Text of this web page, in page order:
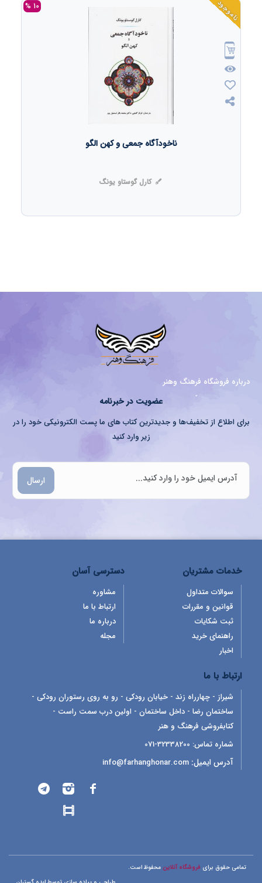
ناموجود 10 %
ناخودآگاه جمعی و کهن الگو
کارل گوستاو یونگ
درباره فروشگاه فرهنگ وهنر
عضویت در خبرنامه
برای اطلاع از تخفیف‌ها و جدیدترین کتاب های ما پست الکترونیکی خود را در
زیر وارد کنید
ارسال
خدمات مشتریان
سوالات متداول
قوانین و مقررات
ثبت شکایات
راهنمای خرید
اخبار
دسترسی آسان
مشاوره
ارتباط با ما
درباره ما
مجله
ارتباط با ما
شیراز - چهارراه زند - خیابان رودکی - رو به روی رستوران رودکی -
ساختمان رضا - داخل ساختمان - اولین درب سمت راست -
کتابفروشی فرهنگ و هنر
شماره تماس: 32338200-071
آدرس ایمیل: info@farhanghonar.com
تمامی حقوق برای فروشگاه آنلاین محفوظ است.